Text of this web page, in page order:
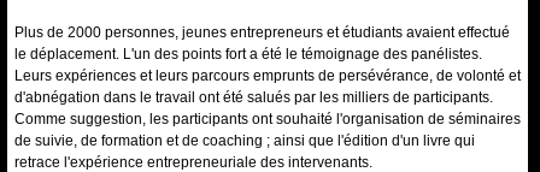
Plus de 2000 personnes, jeunes entrepreneurs et étudiants avaient effectué
le déplacement. L'un des points fort a été le témoignage des panélistes.
Leurs expériences et leurs parcours emprunts de persévérance, de volonté et
d'abnégation dans le travail ont été salués par les milliers de participants.
Comme suggestion, les participants ont souhaité l'organisation de séminaires
de suivie, de formation et de coaching ; ainsi que l'édition d'un livre qui
retrace l'expérience entrepreneuriale des intervenants.